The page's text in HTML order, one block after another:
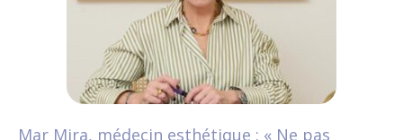
Mar Mira, médecin esthétique : « Ne pas